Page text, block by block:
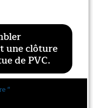
une clôture
de PVC.
"